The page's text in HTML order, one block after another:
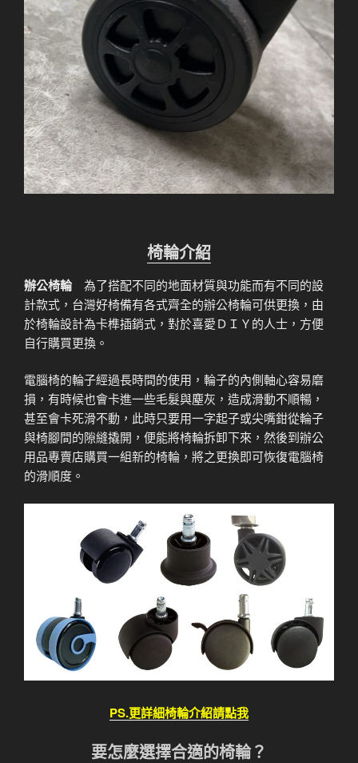
椅輪介紹
辦公椅輪為了搭配不同的地面材質與功能而有不同的設
計款式，台灣好椅備有各式齊全的辦公椅輪可供更換，由
於椅輪設計為卡榫插銷式，對於喜愛ＤＩＹ的人士，方便
自行購買更換。
電腦椅的輪子經過長時間的使用，輪子的內側軸心容易磨
損，有時候也會卡進一些毛髮與塵灰，造成滑動不順暢，
甚至會卡死滑不動，此時只要用一字起子或尖嘴鉗從輪子
與椅腳間的隙縫撬開，便能將椅輪拆卸下來，然後到辦公
用品專賣店購買一組新的椅輪，將之更換即可恢復電腦椅
的滑順度。
PS.更詳細椅輪介紹請點我
要怎麼選擇合適的椅輪？